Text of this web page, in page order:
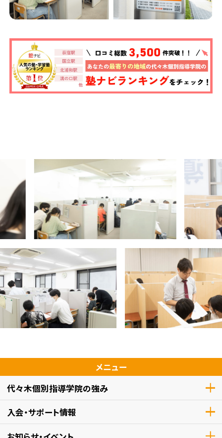
メニュー
代々木個別指導学院の強み
入会・サポート情報